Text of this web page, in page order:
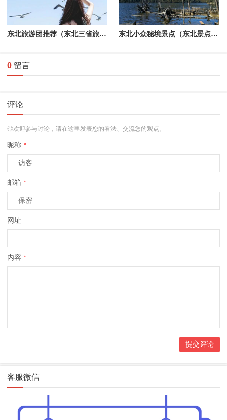
东北旅游团推荐（东北三省旅游团价格） 东北小众秘境景点（东北景点推荐）
0 留言
评论
◎欢迎参与讨论，请在这里发表您的看法、交流您的观点。
昵称 *
邮箱 *
网址
内容 *
客服微信